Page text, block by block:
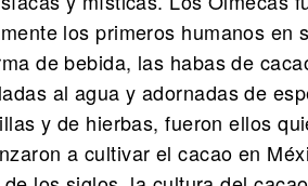
los primeros humanos en
de bebida, las habas de
al agua y adornadas de
y de hierbas, fueron ellos
a cultivar el cacao en